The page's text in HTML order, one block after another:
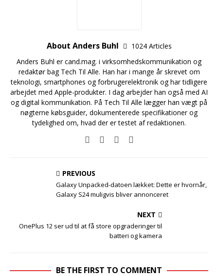
About Anders Buhl
1024 Articles
Anders Buhl er cand.mag. i virksomhedskommunikation og
redaktør bag Tech Til Alle. Han har i mange år skrevet om
teknologi, smartphones og forbrugerelektronik og har tidligere
arbejdet med Apple-produkter. I dag arbejder han også med AI
og digital kommunikation. På Tech Til Alle lægger han vægt på
nøgterne købsguider, dokumenterede specifikationer og
tydelighed om, hvad der er testet af redaktionen.
PREVIOUS
Galaxy Unpacked-datoen lækket: Dette er hvornår,
Galaxy S24 muligvis bliver annonceret
NEXT
OnePlus 12 ser ud til at få store opgraderinger til
batteri og kamera
BE THE FIRST TO COMMENT